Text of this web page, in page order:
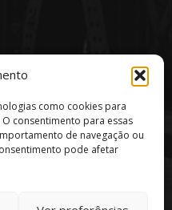
como cookies para
consentimento para essas
de navegação ou
pode afetar